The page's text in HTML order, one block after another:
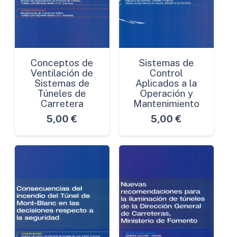
Conceptos de
Ventilación de
Sistemas de
Túneles de
Carretera
5,00 €
Sistemas de
Control
Aplicados a la
Operación y
Mantenimiento
5,00 €